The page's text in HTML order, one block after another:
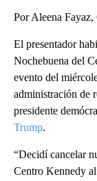
Por Aleena
El presentador
Nochebuena del
evento del
administración de
presidente
Trump.
“Decidí cancelar
Centro Kennedy